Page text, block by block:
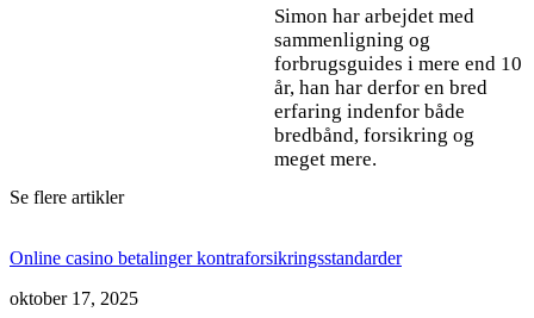
Simon har arbejdet med
sammenligning og
forbrugsguides i mere end 10
år, han har derfor en bred
erfaring indenfor både
bredbånd, forsikring og
meget mere.
Se flere artikler
Online casino betalinger kontraforsikringsstandarder
oktober 17, 2025